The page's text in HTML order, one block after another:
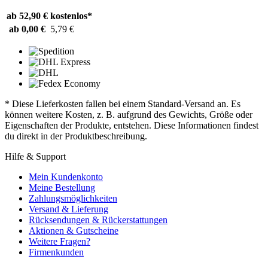
ab 52,90 € kostenlos*
ab 0,00 € 5,79 €
* Diese Lieferkosten fallen bei einem Standard-Versand an. Es
können weitere Kosten, z. B. aufgrund des Gewichts, Größe oder
Eigenschaften der Produkte, entstehen. Diese Informationen findest
du direkt in der Produktbeschreibung.
Hilfe & Support
Mein Kundenkonto
Meine Bestellung
Zahlungsmöglichkeiten
Versand & Lieferung
Rücksendungen & Rückerstattungen
Aktionen & Gutscheine
Weitere Fragen?
Firmenkunden